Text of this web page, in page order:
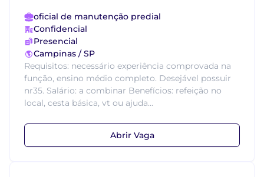
oficial de manutenção predial
Confidencial
Presencial
Campinas / SP
Requisitos: necessário experiência comprovada na
função, ensino médio completo. Desejável possuir
nr35. Salário: a combinar Benefícios: refeição no
local, cesta básica, vt ou ajuda...
Abrir Vaga